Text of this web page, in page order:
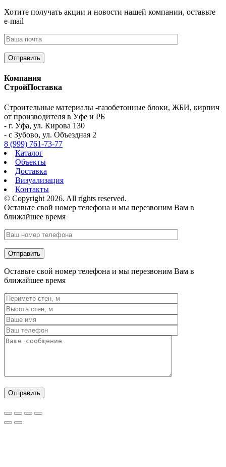
Хотите получать акции и новости нашей компании, оставьте
e-mail
Компания
СтройПоставка
Строительные материалы -газобетонные блоки, ЖБИ, кирпич
от производителя в Уфе и РБ
- г. Уфа, ул. Кирова 130
- с Зубово, ул. Объездная 2
8 (999) 761-73-77
Каталог
Объекты
Доставка
Визуализация
Контакты
© Copyright 2026. All rights reserved.
Оставьте свой номер телефона и мы перезвоним Вам в
ближайшее время
Оставьте свой номер телефона и мы перезвоним Вам в
ближайшее время